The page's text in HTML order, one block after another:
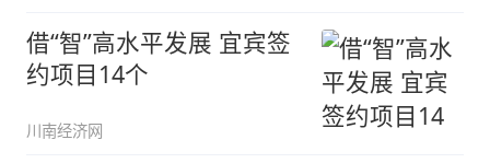
借“智”高水平发展 宜宾签
约项目14个
川南经济网